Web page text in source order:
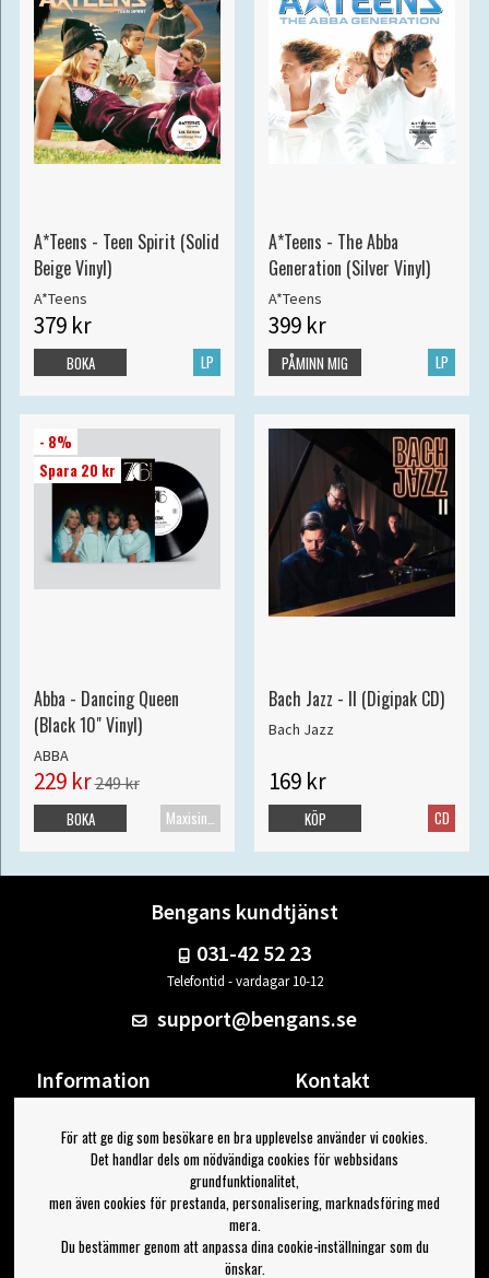
A*Teens - Teen Spirit (Solid
Beige Vinyl)
A*Teens
379 kr
LP
BOKA
A*Teens - The Abba
Generation (Silver Vinyl)
A*Teens
399 kr
LP
PÅMINN MIG
- 8%
Spara 20 kr
Abba - Dancing Queen
(Black 10" Vinyl)
ABBA
229 kr249 kr
Maxisingel
BOKA
Bach Jazz - II (Digipak CD)
Bach Jazz
169 kr
CD
KÖP
Bengans kundtjänst
031-42 52 23
Telefontid - vardagar 10-12
support@bengans.se
Information
Om Bengans
FAQ / Köp- & Leveransvillkor
Kontakt
Din sida
Logga ut
Jag vill ha tips från Bengans
För att ge dig som besökare en bra upplevelse använder vi cookies.
Det handlar dels om nödvändiga cookies för webbsidans
grundfunktionalitet,
men även cookies för prestanda, personalisering, marknadsföring med
mera.
Du bestämmer genom att anpassa dina cookie-inställningar som du
önskar.